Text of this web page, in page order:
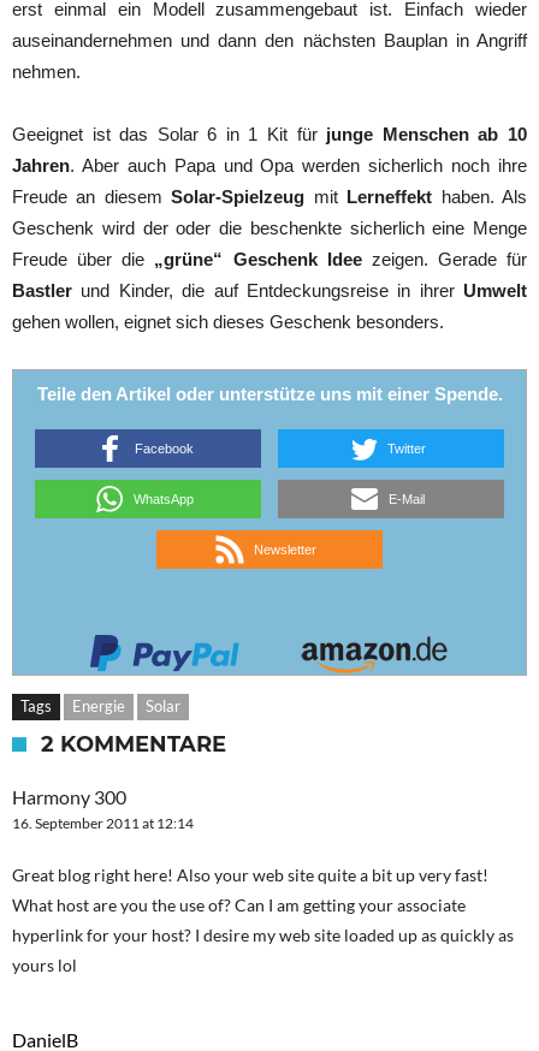
erst einmal ein Modell zusammengebaut ist. Einfach wieder
auseinandernehmen und dann den nächsten Bauplan in Angriff
nehmen.
Geeignet ist das Solar 6 in 1 Kit fürjunge Menschen ab 10
Jahren. Aber auch Papa und Opa werden sicherlich noch ihre
Freude an diesemSolar-Spielzeug mit Lerneffekt haben. Als
Geschenk wird der oder die beschenkte sicherlich eine Menge
Freude über die „grüne“ Geschenk Ideezeigen. Gerade für
Bastler und Kinder, die auf Entdeckungsreise in ihrer Umwelt
gehen wollen, eignet sich dieses Geschenk besonders.
Teile den Artikel oder unterstütze uns mit einer Spende.
Facebook Twitter
WhatsApp E-Mail
Newsletter
Tags Energie Solar
2 KOMMENTARE
Harmony 300
16. September 2011 at 12:14
Great blog right here! Also your web site quite a bit up very fast!
What host are you the use of? Can I am getting your associate
hyperlink for your host? I desire my web site loaded up as quickly as
yours lol
DanielB